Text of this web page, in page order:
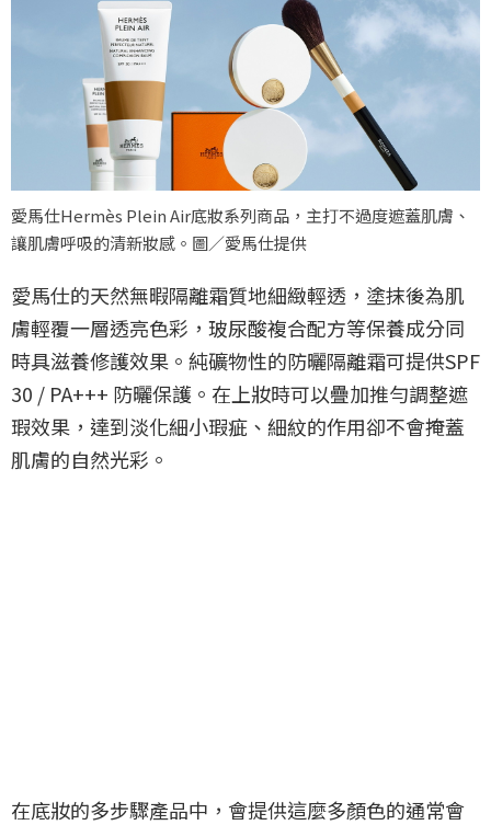
愛馬仕Hermès Plein Air底妝系列商品，主打不過度遮蓋肌膚、
讓肌膚呼吸的清新妝感。圖／愛馬仕提供
愛馬仕的天然無暇隔離霜質地細緻輕透，塗抹後為肌
膚輕覆一層透亮色彩，玻尿酸複合配方等保養成分同
時具滋養修護效果。純礦物性的防曬隔離霜可提供SPF
30 / PA+++ 防曬保護。在上妝時可以疊加推勻調整遮
瑕效果，達到淡化細小瑕疵、細紋的作用卻不會掩蓋
肌膚的自然光彩。
在底妝的多步驟產品中，會提供這麼多顏色的通常會